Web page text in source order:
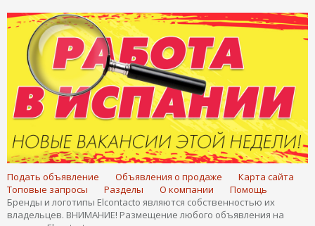
Подать объявление Объявления о продаже
Карта сайта
Топовые запросы
Разделы О компании
Помощь
Бренды и логотипы Elcontacto являются собственностью их
владельцев. ВНИМАНИЕ! Размещение любого объявления на